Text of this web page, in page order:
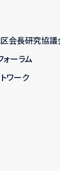
会長研究協議
ーラム
ワーク